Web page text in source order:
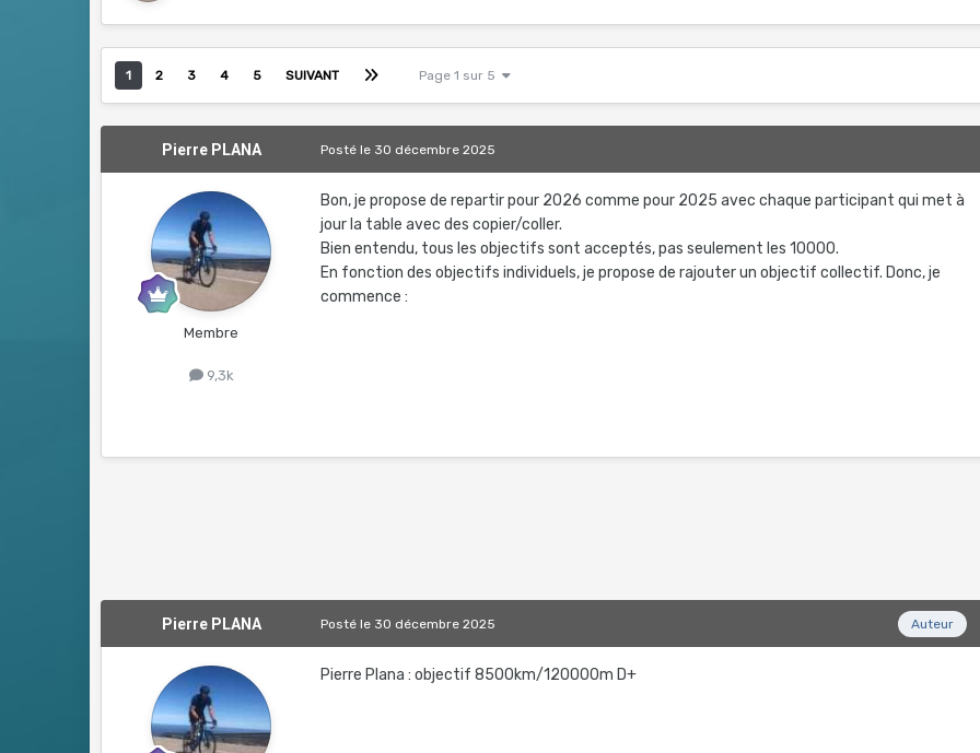
1 2 3 4 5 SUIVANT Page 1 sur 5
Pierre PLANA
Membre
9,3k
Postéle 30 décembre 2025
Bon, je propose de repartir pour 2026 comme pour 2025 avec chaque participant qui met à
jour la table avec des copier/coller.
Bien entendu, tous les objectifs sont acceptés, pas seulement les 10000.
En fonction des objectifs individuels, je propose de rajouter un objectif collectif. Donc, je
commence:
Pierre PLANA Auteur
Postéle 30 décembre 2025
Pierre Plana : objectif 8500km/120000m D+